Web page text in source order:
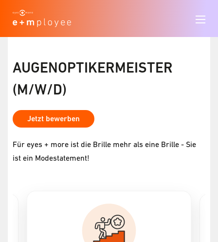
AUGENOPTIKERMEISTER
(M/W/D)
Jetzt bewerben
Für eyes + more ist die Brille mehr als eine Brille - Sie
ist ein Modestatement!